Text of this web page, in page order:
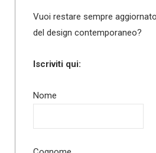
Vuoi restare sempre
del design contemporaneo?
Iscriviti qui:
Nome